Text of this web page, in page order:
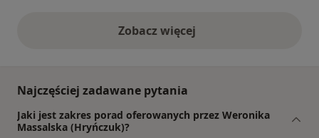
Zobacz więcejopinie powyżej
Najczęściej zadawane pytania
Jaki jest zakres porad oferowanych przez Weronika
Massalska (Hryńczuk)?